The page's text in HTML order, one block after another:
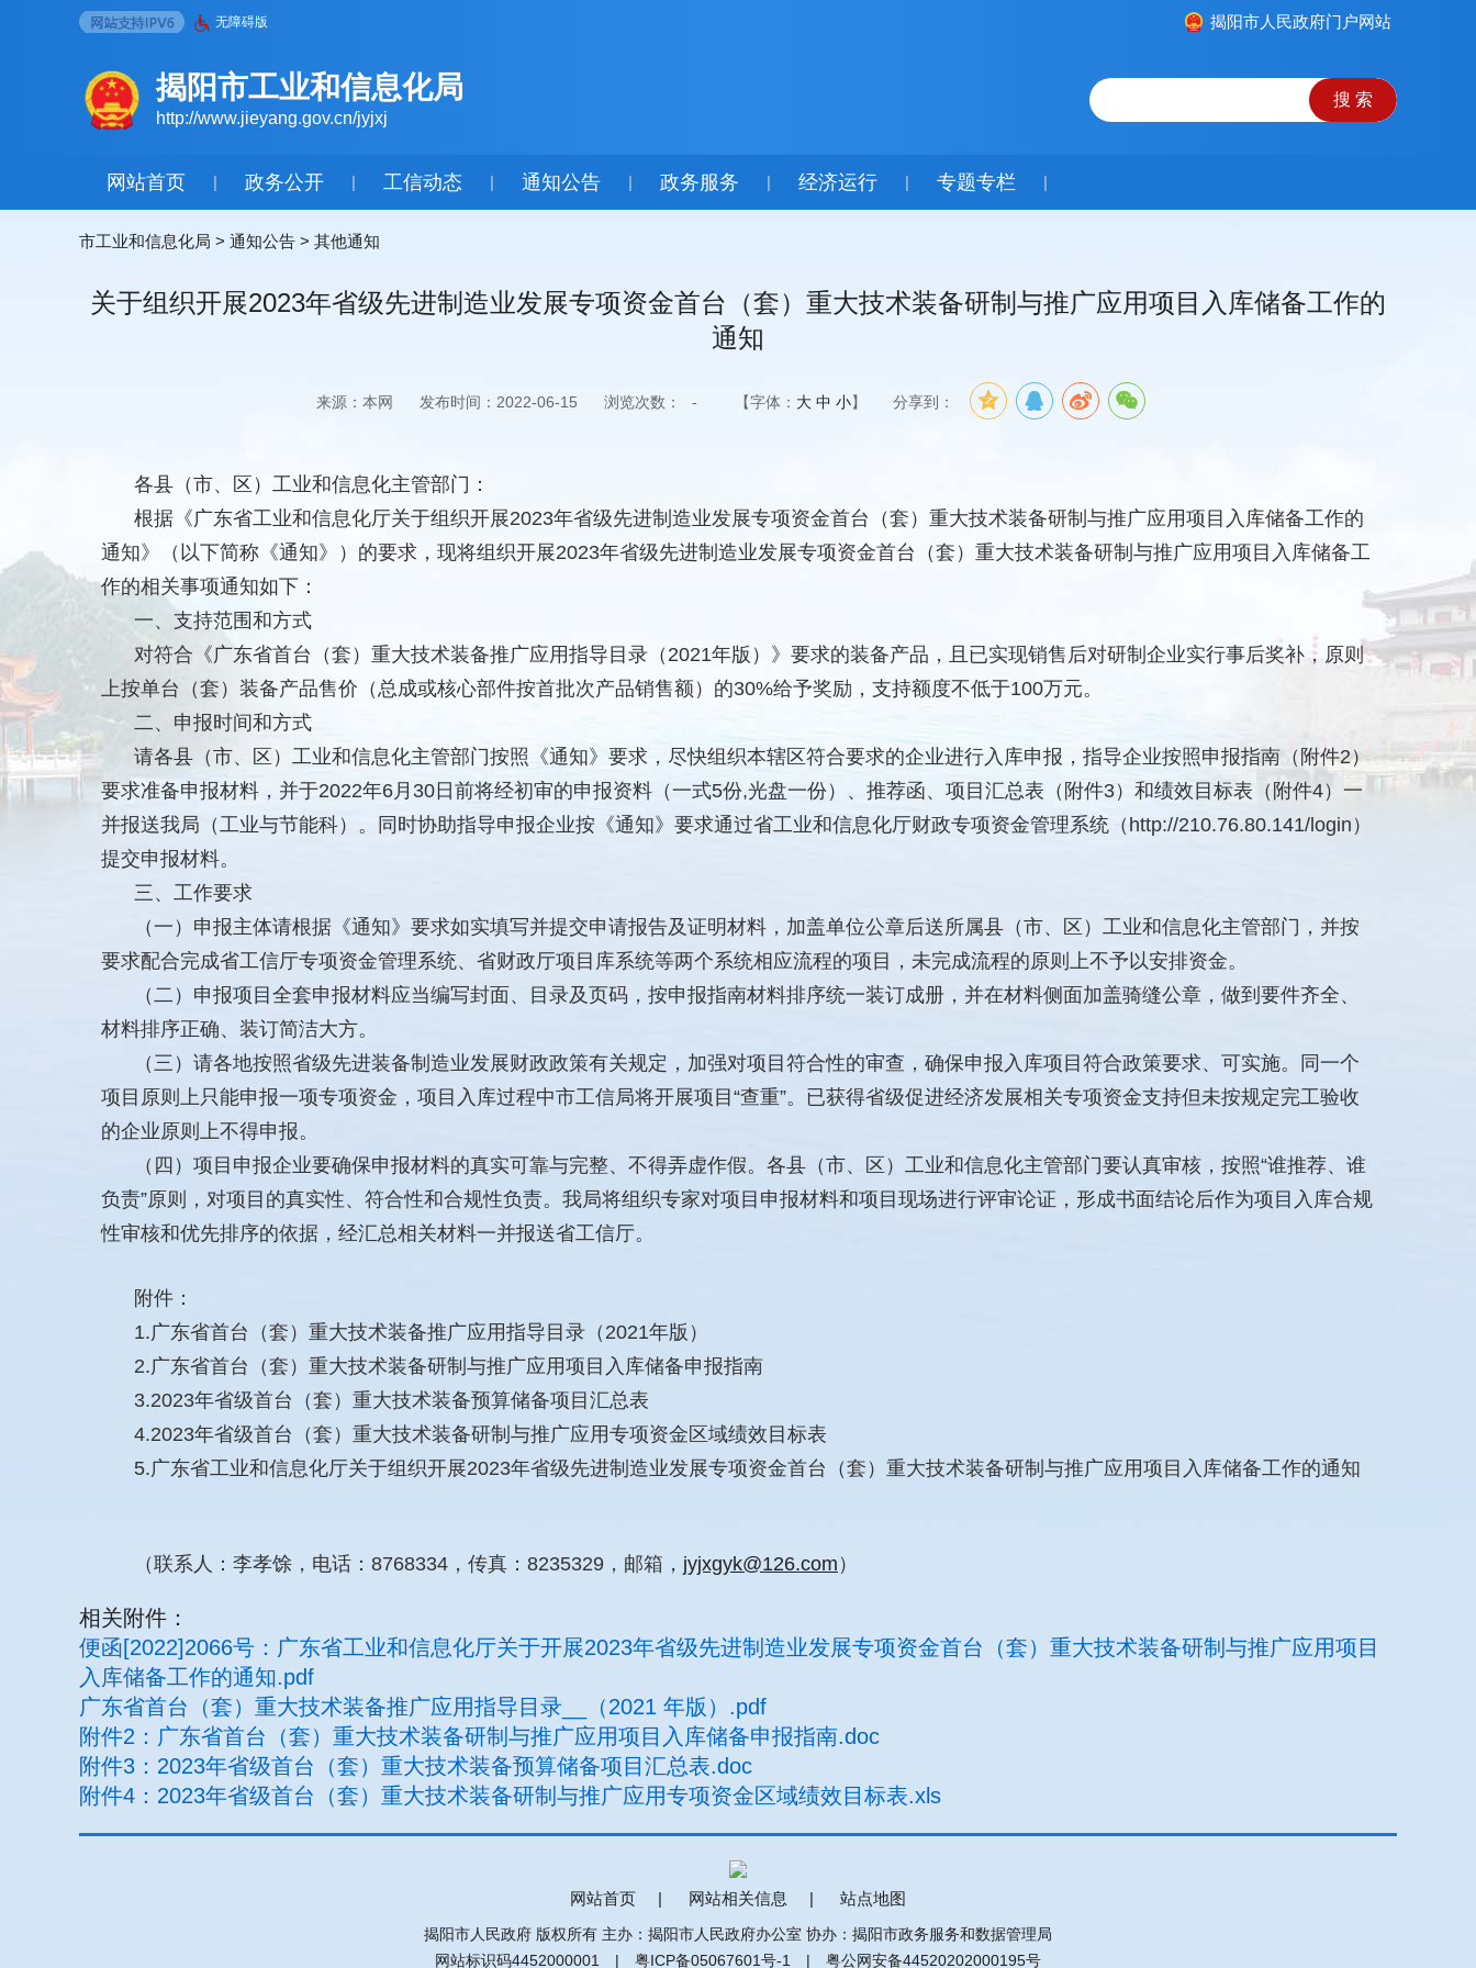
无障碍版 揭阳市人民政府门户网站
揭阳市工业和信息化局
http://www.jieyang.gov.cn/jyjxj
网站首页 | 政务公开 | 工信动态 | 通知公告 | 政务服务 | 经济运行 | 专题专栏 |
市工业和信息化局 > 通知公告 > 其他通知
关于组织开展2023年省级先进制造业发展专项资金首台（套）重大技术装备研制与推广应用项目入库储备工作的
通知
来源：本网 发布时间：2022-06-15 浏览次数： - 【字体： 大 中 小】 分享到：
各县（市、区）工业和信息化主管部门：
根据《广东省工业和信息化厅关于组织开展2023年省级先进制造业发展专项资金首台（套）重大技术装备研制与推广应用项目入库储备工作的
通知》（以下简称《通知》）的要求，现将组织开展2023年省级先进制造业发展专项资金首台（套）重大技术装备研制与推广应用项目入库储备工
作的相关事项通知如下：
一、支持范围和方式
对符合《广东省首台（套）重大技术装备推广应用指导目录（2021年版）》要求的装备产品，且已实现销售后对研制企业实行事后奖补，原则
上按单台（套）装备产品售价（总成或核心部件按首批次产品销售额）的30%给予奖励，支持额度不低于100万元。
二、申报时间和方式
请各县（市、区）工业和信息化主管部门按照《通知》要求，尽快组织本辖区符合要求的企业进行入库申报，指导企业按照申报指南（附件2）
要求准备申报材料，并于2022年6月30日前将经初审的申报资料（一式5份,光盘一份）、推荐函、项目汇总表（附件3）和绩效目标表（附件4）一
并报送我局（工业与节能科）。同时协助指导申报企业按《通知》要求通过省工业和信息化厅财政专项资金管理系统（http://210.76.80.141/login）
提交申报材料。
三、工作要求
（一）申报主体请根据《通知》要求如实填写并提交申请报告及证明材料，加盖单位公章后送所属县（市、区）工业和信息化主管部门，并按
要求配合完成省工信厅专项资金管理系统、省财政厅项目库系统等两个系统相应流程的项目，未完成流程的原则上不予以安排资金。
（二）申报项目全套申报材料应当编写封面、目录及页码，按申报指南材料排序统一装订成册，并在材料侧面加盖骑缝公章，做到要件齐全、
材料排序正确、装订简洁大方。
（三）请各地按照省级先进装备制造业发展财政政策有关规定，加强对项目符合性的审查，确保申报入库项目符合政策要求、可实施。同一个
项目原则上只能申报一项专项资金，项目入库过程中市工信局将开展项目“查重”。已获得省级促进经济发展相关专项资金支持但未按规定完工验收
的企业原则上不得申报。
（四）项目申报企业要确保申报材料的真实可靠与完整、不得弄虚作假。各县（市、区）工业和信息化主管部门要认真审核，按照“谁推荐、谁
负责”原则，对项目的真实性、符合性和合规性负责。我局将组织专家对项目申报材料和项目现场进行评审论证，形成书面结论后作为项目入库合规
性审核和优先排序的依据，经汇总相关材料一并报送省工信厅。
附件：
1.广东省首台（套）重大技术装备推广应用指导目录（2021年版）
2.广东省首台（套）重大技术装备研制与推广应用项目入库储备申报指南
3.2023年省级首台（套）重大技术装备预算储备项目汇总表
4.2023年省级首台（套）重大技术装备研制与推广应用专项资金区域绩效目标表
5.广东省工业和信息化厅关于组织开展2023年省级先进制造业发展专项资金首台（套）重大技术装备研制与推广应用项目入库储备工作的通知
（联系人：李孝馀，电话：8768334，传真：8235329，邮箱， jyjxgyk@126.com ）
相关附件：
便函[2022]2066号：广东省工业和信息化厅关于开展2023年省级先进制造业发展专项资金首台（套）重大技术装备研制与推广应用项目
入库储备工作的通知.pdf
广东省首台（套）重大技术装备推广应用指导目录__（2021 年版）.pdf
附件2：广东省首台（套）重大技术装备研制与推广应用项目入库储备申报指南.doc
附件3：2023年省级首台（套）重大技术装备预算储备项目汇总表.doc
附件4：2023年省级首台（套）重大技术装备研制与推广应用专项资金区域绩效目标表.xls
网站首页 | 网站相关信息 | 站点地图
揭阳市人民政府 版权所有 主办：揭阳市人民政府办公室 协办：揭阳市政务服务和数据管理局
网站标识码4452000001 | 粤ICP备05067601号-1 | 粤公网安备44520202000195号